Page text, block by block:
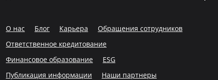
О нас Блог Карьера
Обращения сотрудников
Ответственное кредитование
Финансовое образование
ESG
Публикация информации
Наши партнеры